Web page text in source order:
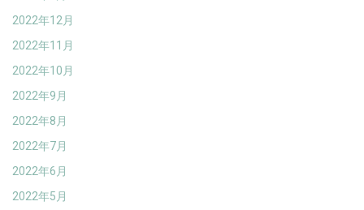
2022年12月
2022年11月
2022年10月
2022年9月
2022年8月
2022年7月
2022年6月
2022年5月